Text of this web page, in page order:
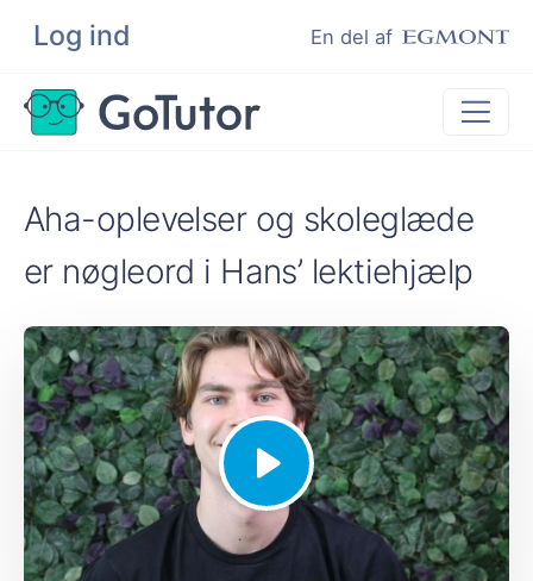
Log ind En del af
Søg
Lektiehjælp
Eksamenshjælp
Hjælp til ordblinde
Kundeudtalelser
Undervisere
Aha-oplevelser og skoleglæde
er nøgleord i Hans’ lektiehjælp